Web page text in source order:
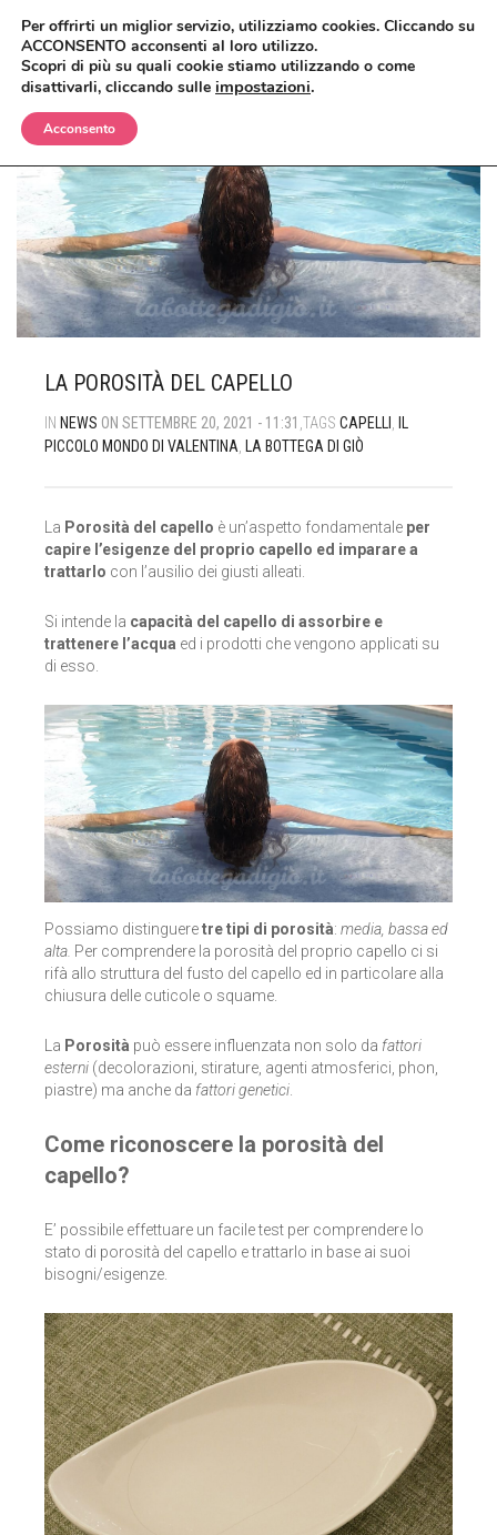
BIMBI
OLII E CREME
SHAMPO E BAGNETTO
SPAZZOLE E SPUGNE
CORPO
ANTIZANZARE
BAGNO E DOCCIA
CREME, LOZIONI E GEL
DEODORANTI
MANI E UNGHIE
OLII E BURRI
OLII ESSENZIALI
PIEDI
PROFUMI E AROMATERAPIA
SAPONI
SCRUB
SOLARI
TRATTAMENTI SPECIFICI
VISO
ANTIETÀ
DETERGENTI, TONICI E MASCHERE
CREME E SIERI
LABBRA
OCCHI
OLII
TRATTAMENTI SPECIFICI
ACCESSORI
MAKEUP
CIPRIE, BLUSH, BRONZER
CORRETTORI
MATITE LABBRA, ROSSETTI E LUCIDALABBRA
MATITE OCCHI, EYELINER E MASCARA
OMBRETTI
PENNELLI TRUCCO E ACCESSORI
BALSAMI
LOZIONI E OLII
MASCHERE E GEL
SHAMPOO
SPAZZOLE
STYLING
TRATTAMENTI COLORANTI
UOMO
RASATURA
VISO E CORPO
ALIMENTI
CANDELE
DETERGENTI ECOLOGICI DOMESTICI
DETERGENTI ECOLOGICI PER BUCATO
DETERGENTI ECOLOGICI PER STOVIGLIE
PROFUMATORI PER AMBIENTI
MARCHI
ALIA SKIN CARE
ALKEMILLA BIO COSMETIC
ALLEGRO NATURA
ANTOS
BENECOS
BIOEARTH
BIOETCAROUBE
BJOBJ
DOMUS OLEA TOSCANA
FIOR DI LUNA
FLORA
GLI AROMI
GYADA COSMETICS
HEART AND HOME
INVISIBOBBLE
LA SAPONARIA
IDEE REGALO
OUTLET
DETERGENTI PER LA PULIZIA
SHAMPOO
SIERI
CART
LA POROSITÀ DEL CAPELLO
IN NEWS ON SETTEMBRE 20, 2021 - 11:31 ,TAGS CAPELLI , IL
PICCOLO MONDO DI VALENTINA, LA BOTTEGA DI GIÒ
La Porosità del capello è un’aspetto fondamentale per
capire l’esigenze del proprio capello ed imparare a
trattarlo con l’ausilio dei giusti alleati.
Si intende la capacità del capello di assorbire e
trattenere l’acqua ed i prodotti che vengono applicati su
di esso.
Possiamo distingueretre tipi di porosità: media, bassa ed
alta. Per comprendere la porosità del proprio capello ci si
rifà allo struttura del fusto del capello ed in particolare alla
chiusura delle cuticole o squame.
La Porosità può essere influenzata non solo da fattori
esterni (decolorazioni, stirature, agenti atmosferici, phon,
piastre) ma anche da fattori genetici.
Come riconoscere la porosità del
capello?
E’ possibile effettuare un facile test per comprendere lo
stato di porosità del capello e trattarlo in base ai suoi
bisogni/esigenze.
Per offrirti un miglior servizio, utilizziamo cookies. Cliccando su
ACCONSENTO acconsenti al loro utilizzo.
Scopri di più su quali cookie stiamo utilizzando o come
disattivarli, cliccando sulle impostazioni.
Acconsento